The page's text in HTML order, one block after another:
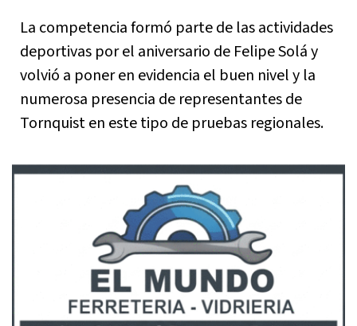
La competencia formó parte de las actividades
deportivas por el aniversario de Felipe Solá y
volvió a poner en evidencia el buen nivel y la
numerosa presencia de representantes de
Tornquist en este tipo de pruebas regionales.